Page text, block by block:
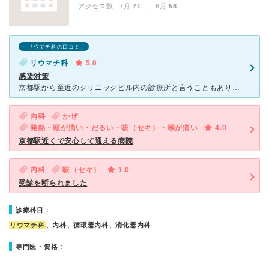
アクセス数 7月:71 | 6月:58
リウマチ科の口コミ
リウマチ科
5.0
感染対策
京都駅から至近のクリニックビル内の診療所と言うこともあり、沢山の患者さんが受診されています。 漢方に力を入れておられるという事で、薬に弱い姉の体質改善の相談のため同行致しました。 診療所は自動ドア
内科
かぜ
発熱・頭が痛い・だるい・咳（セキ）・喉が痛い
4.0
京都駅近くで安心して通える病院
内科 咳（セキ）
1.0
受診を断られました
診療科目：
リウマチ科 、内科、循環器内科、消化器内科
専門医・資格：